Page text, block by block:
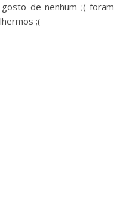
de nenhum ;( foram
;(